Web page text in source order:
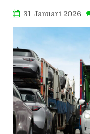
31 Januari 2026